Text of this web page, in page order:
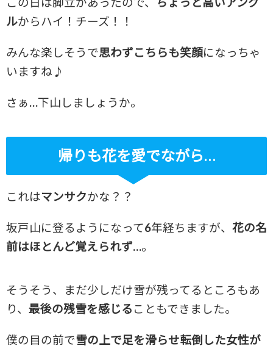
ルからハイ！チーズ！！
みんな楽しそうで思わずこちらも笑顔になっちゃ
いますね♪
さぁ…下山しましょうか。
帰りも花を愛でながら…
これはマンサクかな？？
坂戸山に登るようになって6年経ちますが、 花の名
前はほとんど覚えられず…。
そうそう、まだ少しだけ雪が残ってるところもあ
り、 最後の残雪を感じる こともできました。
僕の目の前で雪の上で足を滑らせ転倒した女性が